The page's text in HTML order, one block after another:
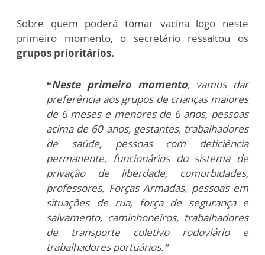
Sobre quem poderá tomar vacina logo neste
primeiro momento, o secretário ressaltou os
grupos prioritários.
“Neste primeiro momento, vamos dar
preferência aos grupos de crianças maiores
de 6 meses e menores de 6 anos, pessoas
acima de 60 anos, gestantes, trabalhadores
de saúde, pessoas com deficiência
permanente, funcionários do sistema de
privação de liberdade, comorbidades,
professores, Forças Armadas, pessoas em
situações de rua, força de segurança e
salvamento, caminhoneiros, trabalhadores
de transporte coletivo rodoviário e
trabalhadores portuários.”